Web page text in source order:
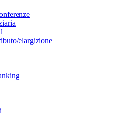
elargizione